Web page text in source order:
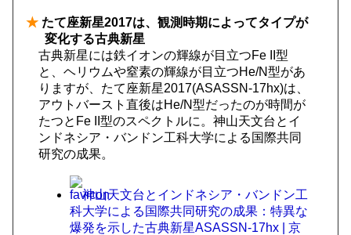
★ たて座新星2017は、観測時期によってタイプが
変化する古典新星
古典新星には鉄イオンの輝線が目立つFe II型
と、ヘリウムや窒素の輝線が目立つHe/N型があ
りますが、たて座新星2017(ASASSN-17hx)は、
アウトバースト直後はHe/N型だったのが時間が
たつとFe II型のスペクトルに。神山天文台とイ
ンドネシア・バンドン工科大学による国際共同
研究の成果。
神山天文台とインドネシア・バンドン工
科大学による国際共同研究の成果：特異な
爆発を示した古典新星ASASSN-17hx | 京